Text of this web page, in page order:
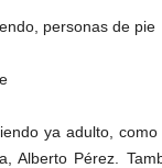
ya adulto, como
Alberto Pérez.